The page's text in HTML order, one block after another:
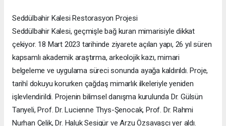
Seddülbahir Kalesi Restorasyon Projesi
Seddülbahir Kalesi, geçmişle bağ kuran mimarisiyle dikkat
çekiyor. 18 Mart 2023 tarihinde ziyarete açılan yapı, 26 yıl süren
kapsamlı akademik araştırma, arkeolojik kazı, mimari
belgeleme ve uygulama süreci sonunda ayağa kaldırıldı. Proje,
tarihî dokuyu korurken çağdaş mimarlık ilkeleriyle yeniden
işlevlendirildi. Projenin bilimsel danışma kurulunda Dr. Gülsün
Tanyeli, Prof. Dr. Lucienne Thys-Şenocak, Prof. Dr. Rahmi
Nurhan Çelik, Dr. Haluk Sesigür ve Arzu Özsavaşcı yer aldı.